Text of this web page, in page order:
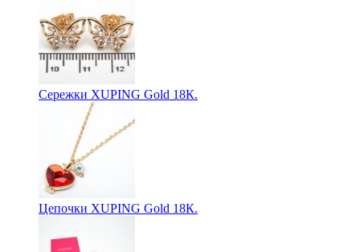
Сережки XUPING Gold 18К.
Цепочки XUPING Gold 18К.